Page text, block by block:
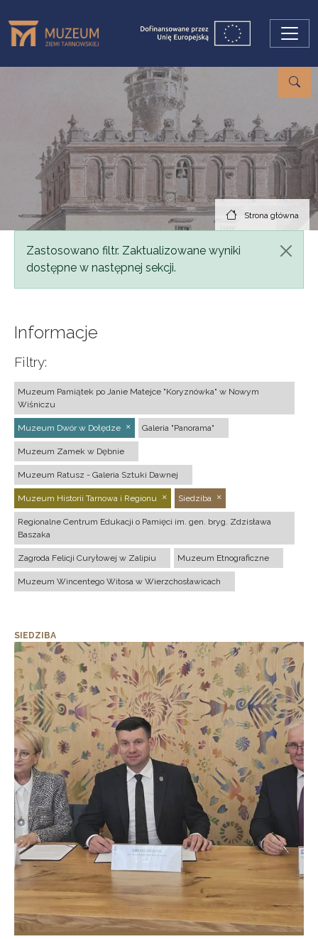
Strona główna
Komunikat
Zastosowano filtr. Zaktualizowane wyniki
dostępne w następnej sekcji.
Informacje
Filtry:
Muzeum Pamiątek po Janie Matejce "Koryznówka" w Nowym
Wiśniczu
Muzeum Dwór w Dołędze Galeria "Panorama"
Muzeum Zamek w Dębnie
Muzeum Ratusz - Galeria Sztuki Dawnej
Muzeum Historii Tarnowa i Regionu Siedziba
Regionalne Centrum Edukacji o Pamięci im. gen. bryg. Zdzisława
Baszaka
Zagroda Felicji Curyłowej w Zalipiu Muzeum Etnograficzne
Muzeum Wincentego Witosa w Wierzchosławicach
SIEDZIBA